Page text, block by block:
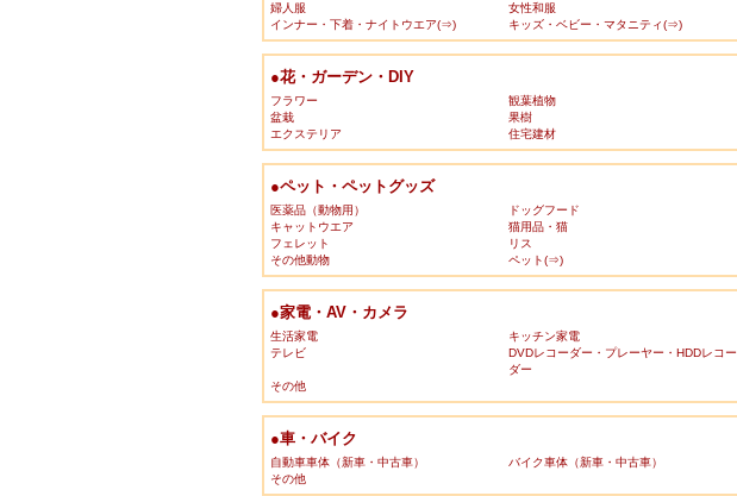
婦人服 女性和服
インナー・下着・ナイトウエア(⇒)
キッズ・ベビー・マタニティ(⇒)
●花・ガーデン・DIY
フラワー 観葉植物
盆栽
果樹
エクステリア
住宅建材
●ペット・ペットグッズ
医薬品（動物用） ドッグフード
キャットウエア
猫用品・猫
フェレット
リス
その他動物
ペット(⇒)
●家電・AV・カメラ
生活家電 キッチン家電
テレビ
DVDレコーダー・プレーヤー・HDDレコー
ダー
その他
●車・バイク
自動車車体（新車・中古車） バイク車体（新車・中古車）
その他